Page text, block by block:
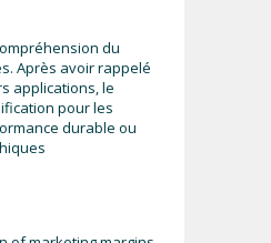
du
Après avoir rappelé
applications, le
pour les
durable ou